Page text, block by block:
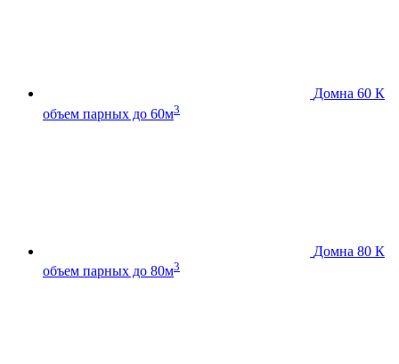
Домна 60 К
объем парных до 60м3
Домна 80 К
объем парных до 80м3